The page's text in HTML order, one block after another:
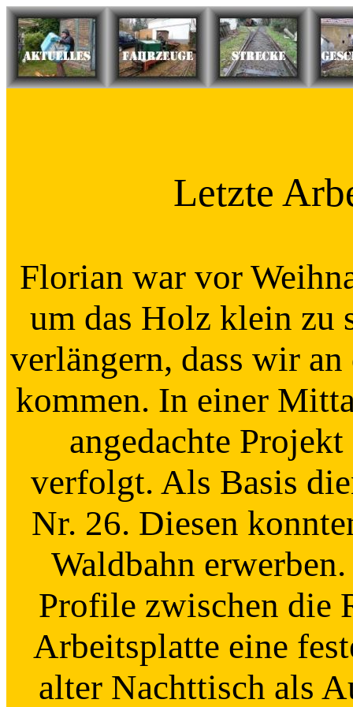
Letzte
Florian war vor
um das Holz klein zu
verlängern, dass wir
kommen. In einer
angedachte
verfolgt. Als Basis
Nr. 26. Diesen
Waldbahn
Profile zwischen die
Arbeitsplatte eine
alter Nachttisch als